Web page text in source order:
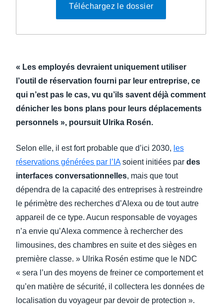
Téléchargez le dossier
« Les employés devraient uniquement utiliser
l’outil de réservation fourni par leur entreprise, ce
qui n’est pas le cas, vu qu’ils savent déjà comment
dénicher les bons plans pour leurs déplacements
personnels », poursuit Ulrika Rosén.
Selon elle, il est fort probable que d’ici 2030, les
réservations générées par l’IAsoient initiées par des
interfaces conversationnelles, mais que tout
dépendra de la capacité des entreprises à restreindre
le périmètre des recherches d’Alexa ou de tout autre
appareil de ce type. Aucun responsable de voyages
n’a envie qu’Alexa commence à rechercher des
limousines, des chambres en suite et des sièges en
première classe. » Ulrika Rosén estime que le NDC
« sera l’un des moyens de freiner ce comportement et
qu’en matière de sécurité, il collectera les données de
localisation du voyageur par devoir de protection ».